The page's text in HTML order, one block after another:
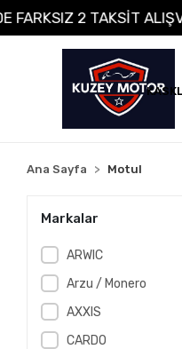
FARKSIZ 2 TAKSİT
Ana Sayfa Motul
Markalar
ARWIC
Arzu / Monero
AXXIS
CARDO